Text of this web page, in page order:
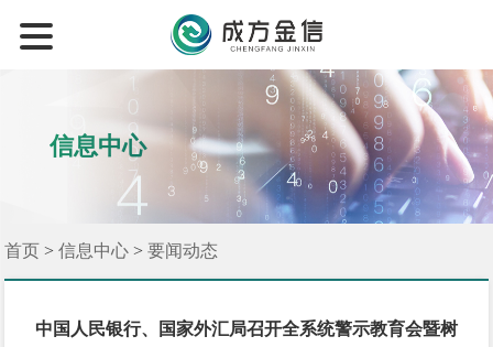
信息中心
首页 >信息中心 >要闻动态
中国人民银行、国家外汇局召开全系统警示教育会暨树